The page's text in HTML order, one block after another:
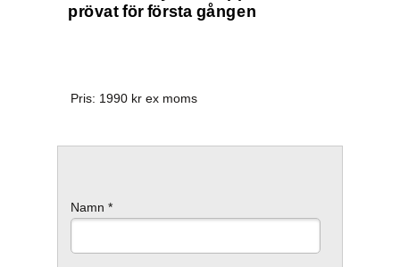
Namn *
Pris: 1990 kr ex moms
prövat för första gången